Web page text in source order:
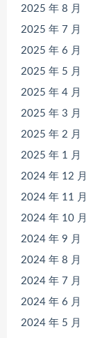
2025 年 8 月
2025 年 7 月
2025 年 6 月
2025 年 5 月
2025 年 4 月
2025 年 3 月
2025 年 2 月
2025 年 1 月
2024 年 12 月
2024 年 11 月
2024 年 10 月
2024 年 9 月
2024 年 8 月
2024 年 7 月
2024 年 6 月
2024 年 5 月